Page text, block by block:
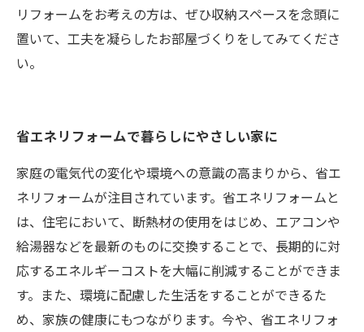
リフォームをお考えの方は、ぜひ収納スペースを念頭に
置いて、工夫を凝らしたお部屋づくりをしてみてくださ
い。
省エネリフォームで暮らしにやさしい家に
家庭の電気代の変化や環境への意識の高まりから、省エ
ネリフォームが注目されています。省エネリフォームと
は、住宅において、断熱材の使用をはじめ、エアコンや
給湯器などを最新のものに交換することで、長期的に対
応するエネルギーコストを大幅に削減することができま
す。また、環境に配慮した生活をすることができるた
め、家族の健康にもつながります。今や、省エネリフォ